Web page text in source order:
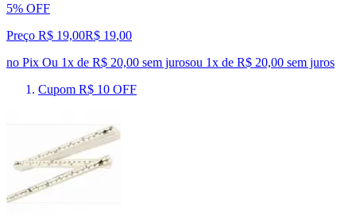
5% OFF
Preço R$ 19,00R$ 19,00
no Pix Ou 1x de R$ 20,00 sem jurosou 1x de R$ 20,00 sem juros
Cupom R$ 10 OFF